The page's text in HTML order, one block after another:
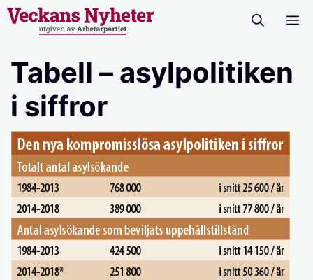
Hoppa
Tabell – asylpolitiken
i siffror